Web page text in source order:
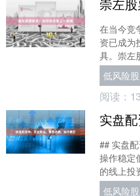
在当今竞
资已成为
具。崇左
区崇左市
投资者
低风险
阅读：
## 实盘
操作稳定
的线上投
中，股票
低风险